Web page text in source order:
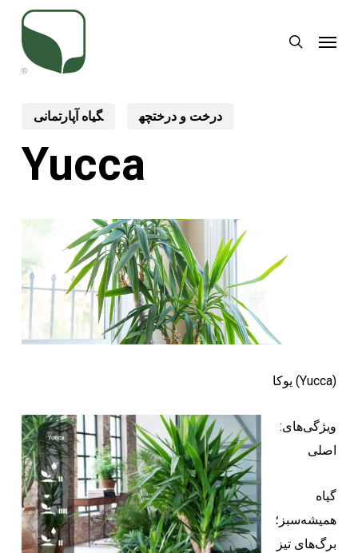
main
search
درخت و درختچه گیاه آپارتمانی
Yucca
یوکا (Yucca)
:ویژگی‌های
اصلی
گیاه
همیشه‌سبز؛
برگ‌های تیز